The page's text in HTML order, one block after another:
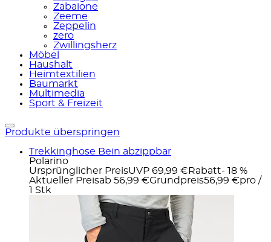
Zabaione
Zeeme
Zeppelin
zero
Zwillingsherz
Möbel
Haushalt
Heimtextilien
Baumarkt
Multimedia
Sport & Freizeit
Produkte überspringen
Trekkinghose Bein abzippbar
Polarino
Ursprünglicher PreisUVP 69,99 € Rabatt- 18 %
Aktueller Preisab 56,99 €Grundpreis56,99 €pro /
1 Stk